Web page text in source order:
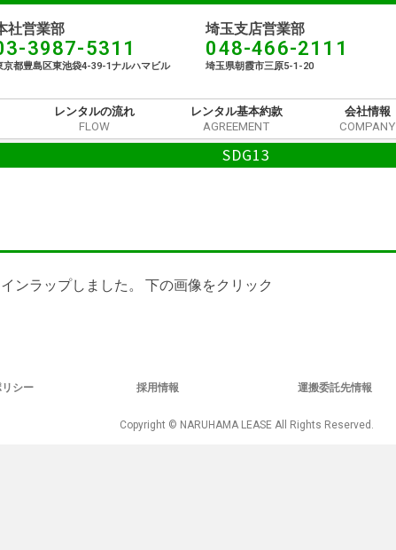
社営業部​
3987-5311
京都豊島区東池袋4-39-1ナルハマビル​
埼玉支店営業部
048-466-2111
埼玉県朝霞市三原5-1-20
レンタルの流れ
FLOW
レンタル基本約款
AGREEMENT
会社情報
COMPANY
SDG13
ンラップしました。 下の画像をクリック
シー 採用情報 運搬委託先情報
Copyright © NARUHAMA LEASE All Rights Reserved.